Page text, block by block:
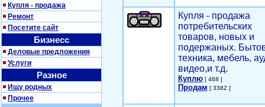
Купля - продажа
Ремонт
Посетите сайт
Бизнесс
Деловые предложения
Услуги
Разное
Ищу родных
Прочее
Купля - продажа
потребительских
товаров, новых и
подержаных.
техника, мебель,
видео,и т.д.
Куплю[ 468 ]
Продам [ 3382 ]